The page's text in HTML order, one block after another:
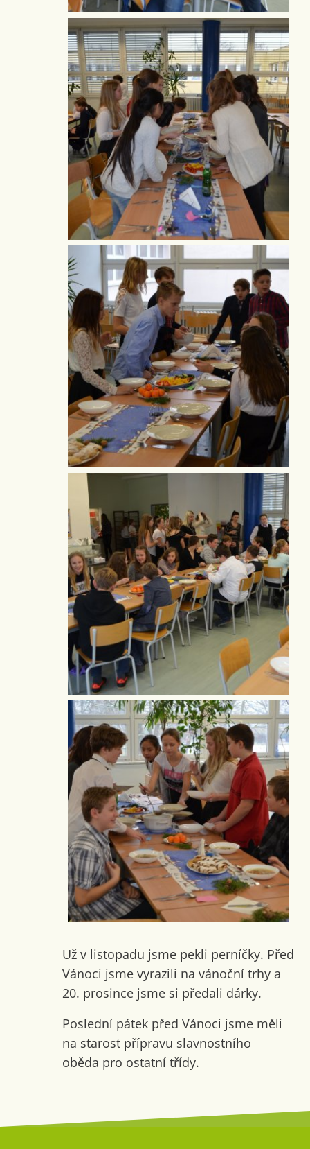
Už v listopadu jsme pekli perníčky. Před
Vánoci jsme vyrazili na vánoční trhy a
20. prosince jsme si předali dárky.
Poslední pátek před Vánoci jsme měli
na starost přípravu slavnostního
oběda pro ostatní třídy.